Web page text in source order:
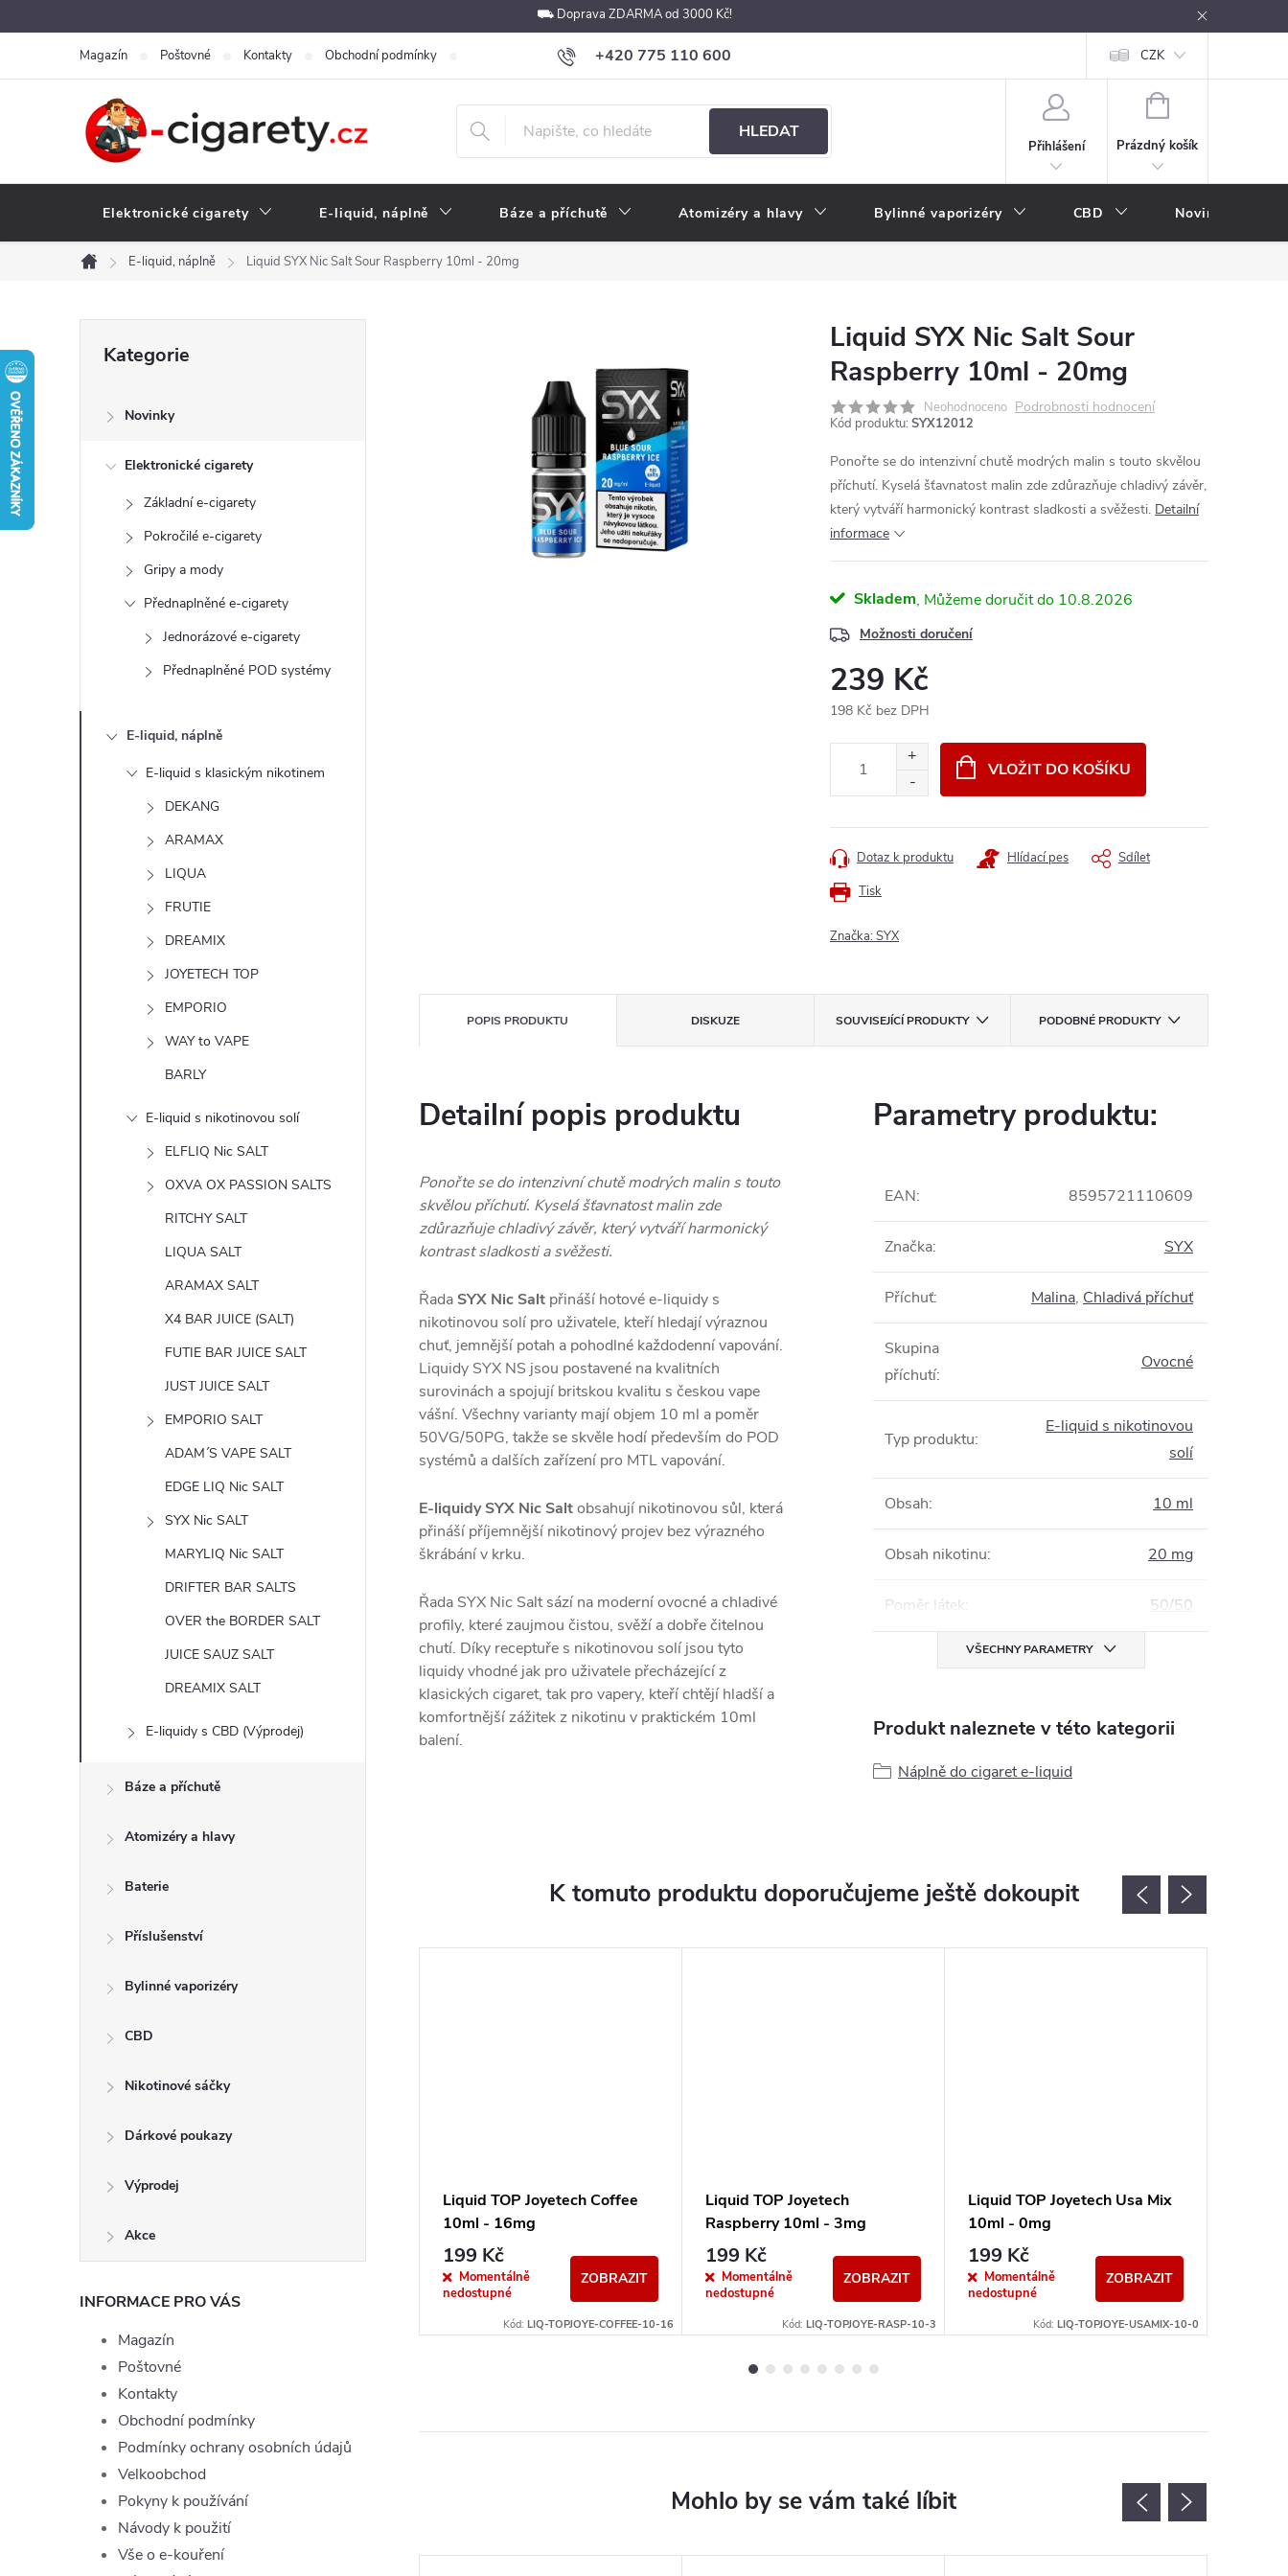
na
⛟ Doprava ZDARMA od 3000 Kč!
+420 775 110 600
obchod@e-cigarety.cz
Magazín Poštovné Kontakty Obchodní podmínky Podmínky ochrany osobních údajů Velkoobchod Vše o e-kouření Nákupní rádce
CZK
HLEDAT
Přihlášení
NÁKUPNÍ
Prázdný košík
Elektronické cigarety E-liquid, náplně Báze a příchutě Atomizéry a hlavy Bylinné vaporizéry CBD Novinky
Domů
E-liquid, náplně Liquid SYX Nic Salt Sour Raspberry 10ml - 20mg
í
kategorie
Kategorie
Novinky
Elektronické cigarety
Základní e-cigarety
Pokročilé e-cigarety
Gripy a mody
Přednaplněné e-cigarety
Jednorázové e-cigarety
Přednaplněné POD systémy
E-liquid, náplně
E-liquid s klasickým nikotinem
DEKANG
ARAMAX
LIQUA
FRUTIE
DREAMIX
JOYETECH TOP
EMPORIO
WAY to VAPE
BARLY
E-liquid s nikotinovou solí
ELFLIQ Nic SALT
OXVA OX PASSION SALTS
RITCHY SALT
LIQUA SALT
ARAMAX SALT
X4 BAR JUICE (SALT)
FUTIE BAR JUICE SALT
JUST JUICE SALT
EMPORIO SALT
ADAM´S VAPE SALT
EDGE LIQ Nic SALT
SYX Nic SALT
MARYLIQ Nic SALT
DRIFTER BAR SALTS
OVER the BORDER SALT
JUICE SAUZ SALT
DREAMIX SALT
E-liquidy s CBD (Výprodej)
Báze a příchutě
Atomizéry a hlavy
Baterie
Příslušenství
Bylinné vaporizéry
CBD
Nikotinové sáčky
Dárkové poukazy
Výprodej
Akce
INFORMACE PRO VÁS
Magazín
Poštovné
Kontakty
Obchodní podmínky
Podmínky ochrany osobních údajů
Velkoobchod
Pokyny k používání
Návody k použití
Vše o e-kouření
Liquid SYX Nic Salt Sour
Raspberry 10ml - 20mg
Neohodnoceno Podrobnosti hodnocení
Kód produktu: SYX12012
Ponořte se do intenzivní chutě modrých malin s touto skvělou
příchutí. Kyselá šťavnatost malin zde zdůrazňuje chladivý závěr,
který vytváří harmonický kontrast sladkosti a svěžesti. Detailní
informace
Skladem 10.8.2026
Možnosti doručení
239 Kč
198 Kč bez DPH
VLOŽIT DO KOŠÍKU
Tisk
Dotaz k produktu Hlídací pes Sdílet
Značka:SYX
POPIS PRODUKTU DISKUZE SOUVISEJÍCÍ PRODUKTY PODOBNÉ PRODUKTY
Detailní popis produktu
Ponořte se do intenzivní chutě modrých malin s touto
skvělou příchutí. Kyselá šťavnatost malin zde
zdůrazňuje chladivý závěr, který vytváří harmonický
kontrast sladkosti a svěžesti.
Řada SYX Nic Salt přináší hotové e-liquidy s
nikotinovou solí pro uživatele, kteří hledají výraznou
chuť, jemnější potah a pohodlné každodenní vapování.
Liquidy SYX NS jsou postavené na kvalitních
surovinách a spojují britskou kvalitu s českou vape
vášní. Všechny varianty mají objem 10 ml a poměr
50VG/50PG, takže se skvěle hodí především do POD
systémů a dalších zařízení pro MTL vapování.
E-liquidy SYX Nic Saltobsahují nikotinovou sůl, která
přináší příjemnější nikotinový projev bez výrazného
škrábání v krku.
Řada SYX Nic Salt sází na moderní ovocné a chladivé
profily, které zaujmou čistou, svěží a dobře čitelnou
chutí. Díky receptuře s nikotinovou solí jsou tyto
liquidy vhodné jak pro uživatele přecházející z
klasických cigaret, tak pro vapery, kteří chtějí hladší a
komfortnější zážitek z nikotinu v praktickém 10ml
balení.
Parametry produktu:
EAN: 8595721110609
Značka: SYX
Příchuť: Malina, Chladivá příchuť
Skupina
příchutí:
Ovocné
Typ produktu:
E-liquid s nikotinovou
solí
Obsah: 10 ml
Obsah nikotinu: 20 mg
Poměr látek: 50/50
VŠECHNY PARAMETRY
Produkt naleznete v této kategorii
Náplně do cigaret e-liquid
K tomuto produktu doporučujeme ještě dokoupit
–4 %
199 Kč
nedostupné
Liquid TOP Joyetech Coffee
10ml - 16mg
199 Kč
Momentálně
nedostupné
ZOBRAZIT
Kód: LIQ-TOPJOYE-COFFEE-10-16
Liquid TOP Joyetech
Raspberry 10ml - 3mg
199 Kč
Momentálně
nedostupné
ZOBRAZIT
Kód: LIQ-TOPJOYE-RASP-10-3
Liquid TOP Joyetech Usa Mix
10ml - 0mg
199 Kč
Momentálně
nedostupné
ZOBRAZIT
Kód: LIQ-TOPJOYE-USAMIX-10-0